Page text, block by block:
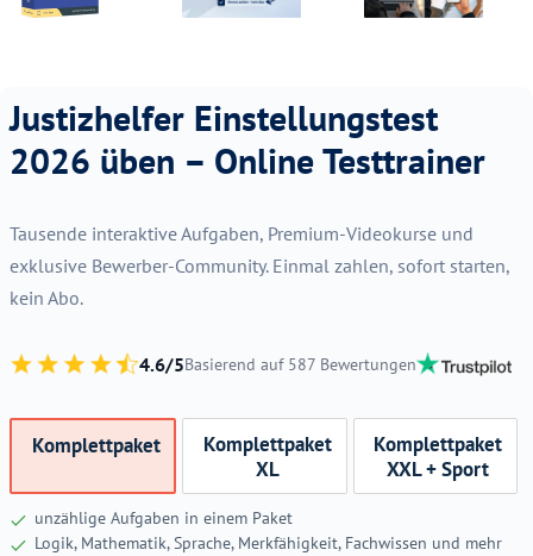
Justizhelfer Einstellungstest
2026 üben – Online Testtrainer
Tausende interaktive Aufgaben, Premium-Videokurse und
exklusive Bewerber-Community. Einmal zahlen, sofort starten,
kein Abo.
4.6/5Basierend auf 587 Bewertungen
Komplettpaket
Komplettpaket
XL
Komplettpaket
XXL + Sport
unzählige Aufgaben in einem Paket
Logik, Mathematik, Sprache, Merkfähigkeit, Fachwissen und mehr